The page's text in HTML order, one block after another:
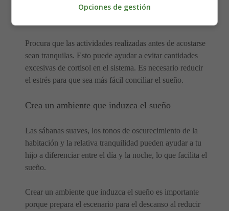
Cuando los niveles de cortisol son altos, a tu hijo le será
Procura que las actividades realizadas antes de acostarse
sean tranquilas. Esto puede ayudar a evitar cantidades
excesivas de cortisol en el sistema. Es necesario reducir
el estrés para que sea más fácil conciliar el sueño.
Crea un ambiente que induzca el sueño
Las sábanas suaves, los tonos de oscurecimiento de la
habitación y la relativa tranquilidad pueden ayudar a tu
hijo a diferenciar entre el día y la noche, lo que facilita el
sueño.
Crear un ambiente que induzca el sueño es importante
porque prepara el escenario para el descanso al reducir
Opciones de gestión